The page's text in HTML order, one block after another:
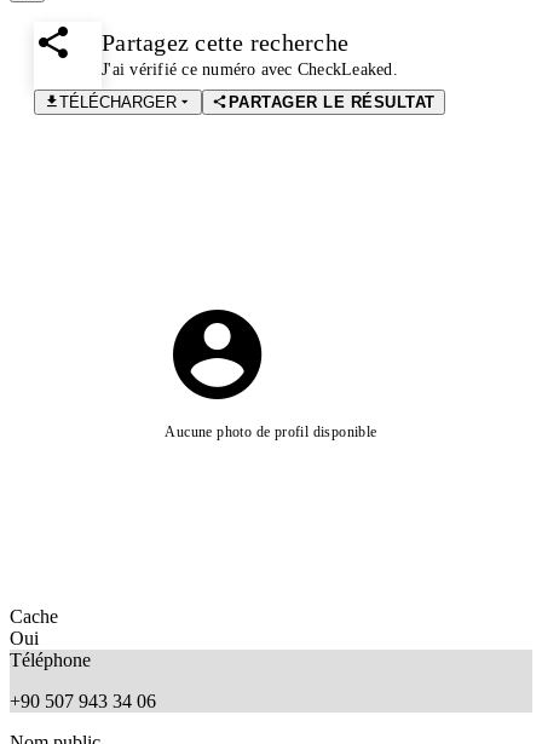
Partagez cette recherche
J'ai vérifié ce numéro avec CheckLeaked.
TÉLÉCHARGER
PARTAGER LE RÉSULTAT
Aucune photo de profil disponible
Cache
Oui
Téléphone
+90 507 943 34 06